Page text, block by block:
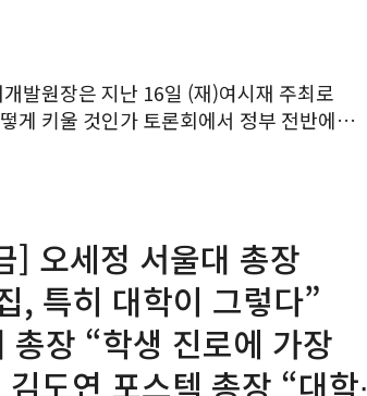
발원장은 지난 16일 (재)여시재 주최로
게 키울 것인가 토론회에서 정부 전반에
] 오세정 서울대 총장
, 특히 대학이 그렇다”
총장 “학생 진로에 가장
도연 포스텍 총장 “대학∙